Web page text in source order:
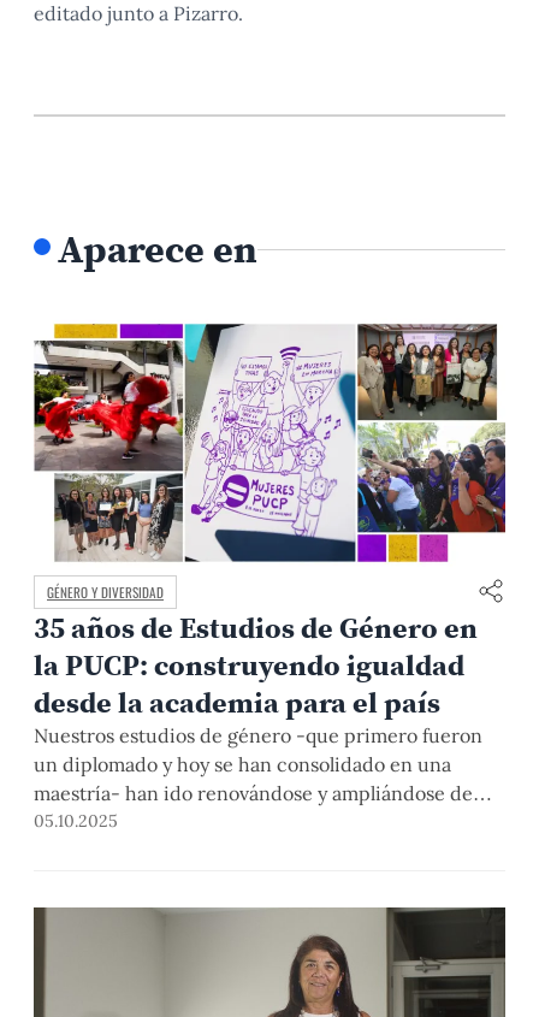
editado junto a Pizarro.
Aparece en
GÉNERO Y DIVERSIDAD
35 años de Estudios de Género en
la PUCP: construyendo igualdad
desde la academia para el país
Nuestros estudios de género -que primero fueron
un diplomado y hoy se han consolidado en una
maestría- han ido renovándose y ampliándose de
acuerdo con las nuevas teorías y las propuestas que
celebración y reflexión que invita a reforzar el
compromiso por impulsar una realidad más justa y
05.10.2025